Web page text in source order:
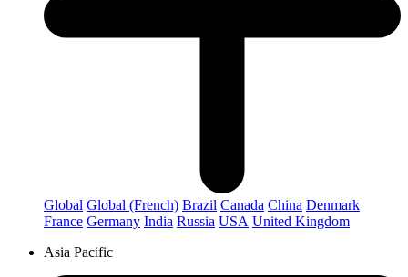
Global Global (French) Brazil Canada China Denmark
France Germany India Russia USA United Kingdom
Asia Pacific